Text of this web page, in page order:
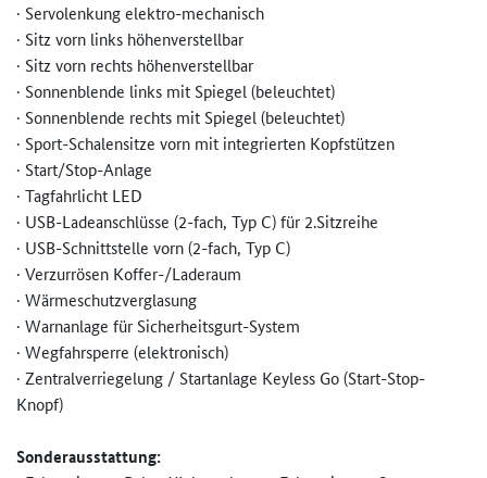
· Servolenkung elektro-mechanisch
· Sitz vorn links höhenverstellbar
· Sitz vorn rechts höhenverstellbar
· Sonnenblende links mit Spiegel (beleuchtet)
· Sonnenblende rechts mit Spiegel (beleuchtet)
· Sport-Schalensitze vorn mit integrierten Kopfstützen
· Start/Stop-Anlage
· Tagfahrlicht LED
· USB-Ladeanschlüsse (2-fach, Typ C) für 2.Sitzreihe
· USB-Schnittstelle vorn (2-fach, Typ C)
· Verzurrösen Koffer-/Laderaum
· Wärmeschutzverglasung
· Warnanlage für Sicherheitsgurt-System
· Wegfahrsperre (elektronisch)
· Zentralverriegelung / Startanlage Keyless Go (Start-Stop-
Knopf)
Sonderausstattung: